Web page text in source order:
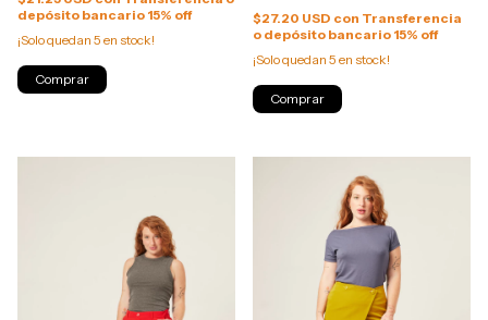
depósito bancario 15% off
¡Solo quedan 5 en stock!
Comprar
$27.20 USD con Transferencia
o depósito bancario 15% off
¡Solo quedan 5 en stock!
Comprar